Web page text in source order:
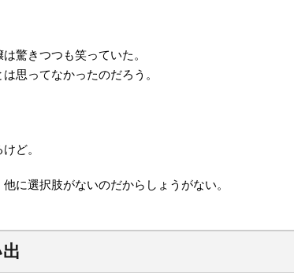
驚きつつも笑っていた。
思ってなかったのだろう。
ど。
に選択肢がないのだからしょうがない。